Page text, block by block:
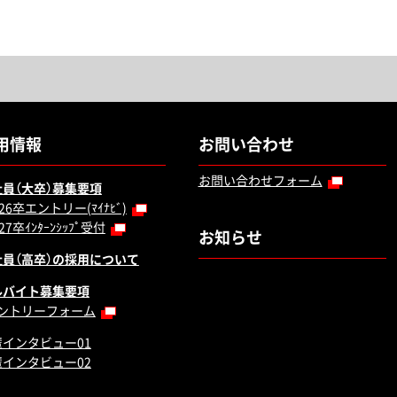
情報
（大卒）募集要項
卒エントリー(ﾏｲﾅﾋﾞ)
卒ｲﾝﾀｰﾝｼｯﾌﾟ受付
（高卒）の採用について
バイト募集要項
トリーフォーム
ンタビュー01
ンタビュー02
お問い合わせ
お問い合わせフォーム
お知らせ